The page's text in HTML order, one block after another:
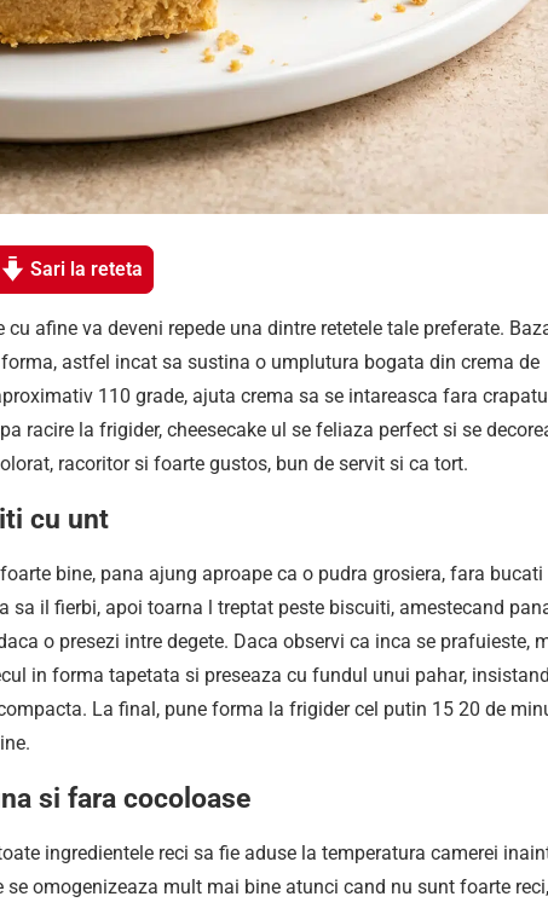
Sari la reteta
afine va deveni repede una dintre retetele tale preferate.
astfel incat sa sustina o umplutura bogata din crema de
110 grade, ajuta crema sa se intareasca fara
racire la frigider, cheesecake ul se feliaza perfect si se
racoritor si foarte gustos, bun de servit si ca tort.
cu unt
bine, pana ajung aproape ca o pudra grosiera, fara bucati
sa il fierbi, apoi toarna l treptat peste biscuiti, amestecand
o presezi intre degete. Daca observi ca inca se prafuieste,
in forma tapetata si preseaza cu fundul unui pahar,
La final, pune forma la frigider cel putin 15 20 de
si fara cocoloase
ingredientele reci sa fie aduse la temperatura camerei
omogenizeaza mult mai bine atunci cand nu sunt foarte